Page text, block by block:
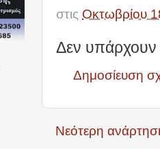
στις Οκτωβρίου
Δεν υπάρχουν
Δημοσίευση
Νεότερη